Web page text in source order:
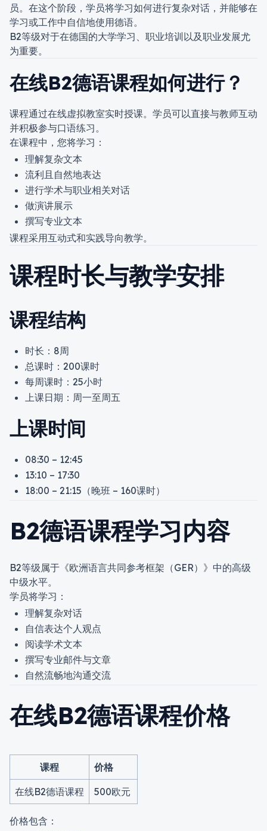
员。在这个阶段，学员将学习如何进行复杂对话，并能够在
学习或工作中自信地使用德语。
B2等级对于在德国的大学学习、职业培训以及职业发展尤
为重要。
在线B2德语课程如何进行？
课程通过在线虚拟教室实时授课。学员可以直接与教师互动
并积极参与口语练习。
在课程中，您将学习：
理解复杂文本
流利且自然地表达
进行学术与职业相关对话
做演讲展示
撰写专业文本
课程采用互动式和实践导向教学。
课程时长与教学安排
课程结构
时长：8周
总课时：200课时
每周课时：25小时
上课日期：周一至周五
上课时间
08:30 – 12:45
13:10 – 17:30
18:00 – 21:15（晚班 – 160课时）
B2德语课程学习内容
B2等级属于《欧洲语言共同参考框架（GER）》中的高级
中级水平。
学员将学习：
理解复杂对话
自信表达个人观点
阅读学术文本
撰写专业邮件与文章
自然流畅地沟通交流
在线B2德语课程价格
课程 价格
在线B2德语课程 500欧元
价格包含：